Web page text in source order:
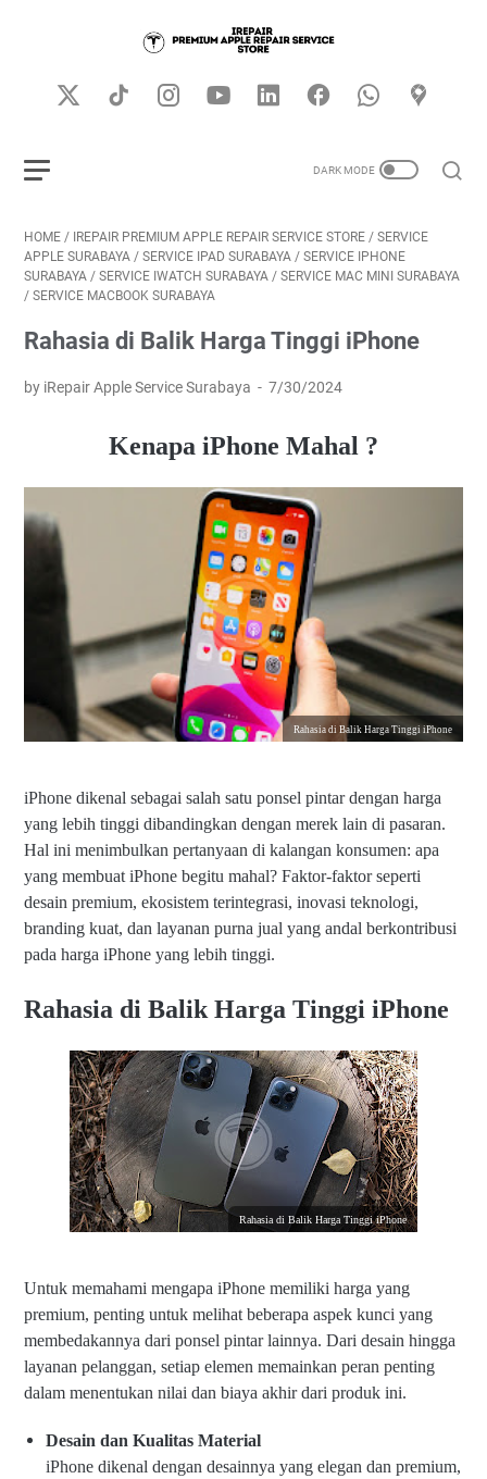
HOME / IREPAIR PREMIUM APPLE REPAIR SERVICE STORE / SERVICE
APPLE SURABAYA / SERVICE IPAD SURABAYA / SERVICE IPHONE
SURABAYA / SERVICE IWATCH SURABAYA / SERVICE MAC MINI SURABAYA
/ SERVICE MACBOOK SURABAYA
Rahasia di Balik Harga Tinggi iPhone
by iRepair Apple Service Surabaya 7/30/2024
Kenapa iPhone Mahal ?
Rahasia di Balik Harga Tinggi iPhone
iPhone dikenal sebagai salah satu ponsel pintar dengan harga
yang lebih tinggi dibandingkan dengan merek lain di pasaran.
Hal ini menimbulkan pertanyaan di kalangan konsumen: apa
yang membuat iPhone begitu mahal? Faktor-faktor seperti
desain premium, ekosistem terintegrasi, inovasi teknologi,
branding kuat, dan layanan purna jual yang andal berkontribusi
pada harga iPhone yang lebih tinggi.
Rahasia di Balik Harga Tinggi iPhone
Rahasia di Balik Harga Tinggi iPhone
Untuk memahami mengapa iPhone memiliki harga yang
premium, penting untuk melihat beberapa aspek kunci yang
membedakannya dari ponsel pintar lainnya. Dari desain hingga
layanan pelanggan, setiap elemen memainkan peran penting
dalam menentukan nilai dan biaya akhir dari produk ini.
Desain dan Kualitas Material
iPhone dikenal dengan desainnya yang elegan dan premium,